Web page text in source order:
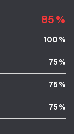
85 %
100 %
75 %
75 %
75 %